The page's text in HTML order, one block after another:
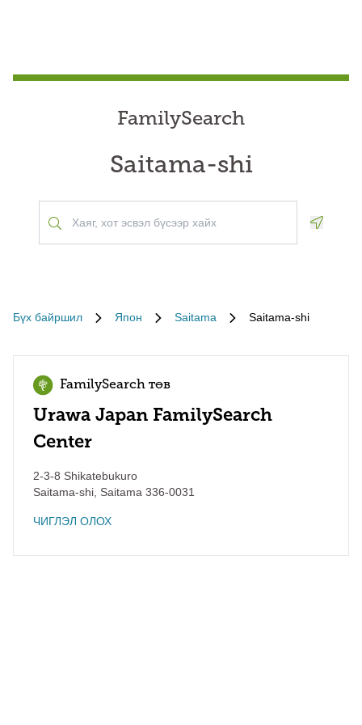
FamilySearch
Saitama-shi
Бүх байршил Япон Saitama Saitama-shi
FamilySearch төв
Urawa Japan FamilySearch
Center
2-3-8 Shikatebukuro
Saitama-shi Saitama 336-0031
ЧИГЛЭЛ ОЛОХ